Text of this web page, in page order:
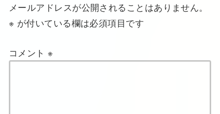
メールアドレスが公開されることはありません。
※ が付いている欄は必須項目です
コメント ※